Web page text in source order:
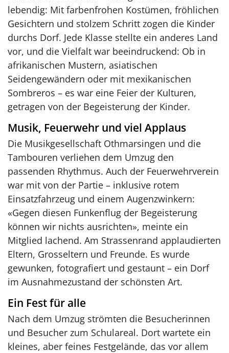
lebendig: Mit farbenfrohen Kostümen, fröhlichen
Gesichtern und stolzem Schritt zogen die Kinder
durchs Dorf. Jede Klasse stellte ein anderes Land
vor, und die Vielfalt war beeindruckend: Ob in
afrikanischen Mustern, asiatischen
Seidengewändern oder mit mexikanischen
Sombreros – es war eine Feier der Kulturen,
getragen von der Begeisterung der Kinder.
Musik, Feuerwehr und viel Applaus
Die Musikgesellschaft Othmarsingen und die
Tambouren verliehen dem Umzug den
passenden Rhythmus. Auch der Feuerwehrverein
war mit von der Partie – inklusive rotem
Einsatzfahrzeug und einem Augenzwinkern:
«Gegen diesen Funkenflug der Begeisterung
können wir nichts ausrichten», meinte ein
Mitglied lachend. Am Strassenrand applaudierten
Eltern, Grosseltern und Freunde. Es wurde
gewunken, fotografiert und gestaunt – ein Dorf
im Ausnahmezustand der schönsten Art.
Ein Fest für alle
Nach dem Umzug strömten die Besucherinnen
und Besucher zum Schulareal. Dort wartete ein
kleines, aber feines Festgelände, das vor allem